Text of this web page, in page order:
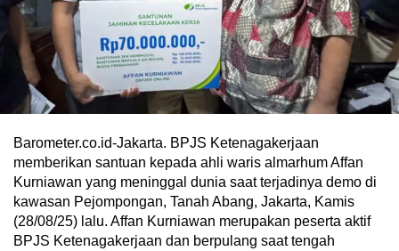
Barometer.co.id-Jakarta. BPJS Ketenagakerjaan
memberikan santuan kepada ahli waris almarhum Affan
Kurniawan yang meninggal dunia saat terjadinya demo di
kawasan Pejompongan, Tanah Abang, Jakarta, Kamis
(28/08/25) lalu. Affan Kurniawan merupakan peserta aktif
BPJS Ketenagakerjaan dan berpulang saat tengah